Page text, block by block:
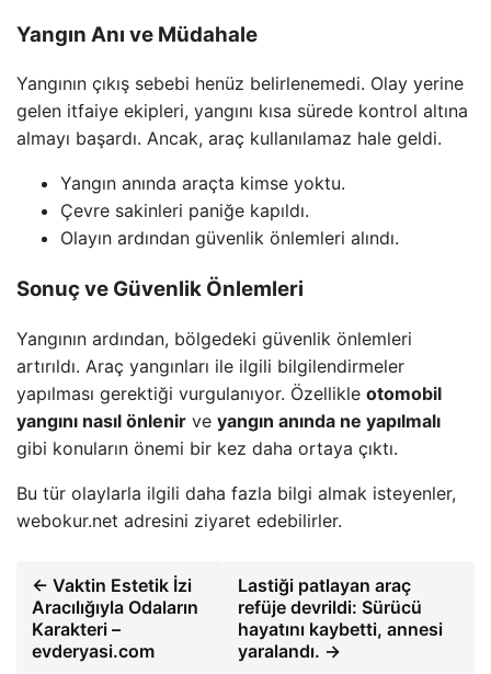
Yangın Anı ve Müdahale
Yangının çıkış sebebi henüz belirlenemedi. Olay yerine
gelen itfaiye ekipleri, yangını kısa sürede kontrol altına
almayı başardı. Ancak, araç kullanılamaz hale geldi.
Yangın anında araçta kimse yoktu.
Çevre sakinleri paniğe kapıldı.
Olayın ardından güvenlik önlemleri alındı.
Sonuç ve Güvenlik Önlemleri
Yangının ardından, bölgedeki güvenlik önlemleri
artırıldı. Araç yangınları ile ilgili bilgilendirmeler
yapılması gerektiği vurgulanıyor. Özellikle otomobil
yangını nasıl önlenir ve yangın anında ne yapılmalı
gibi konuların önemi bir kez daha ortaya çıktı.
Bu tür olaylarla ilgili daha fazla bilgi almak isteyenler,
webokur.net adresini ziyaret edebilirler.
← Vaktin Estetik İzi
Aracılığıyla Odaların
Karakteri –
evderyasi.com
Lastiği patlayan araç
refüje devrildi: Sürücü
hayatını kaybetti, annesi
yaralandı. →